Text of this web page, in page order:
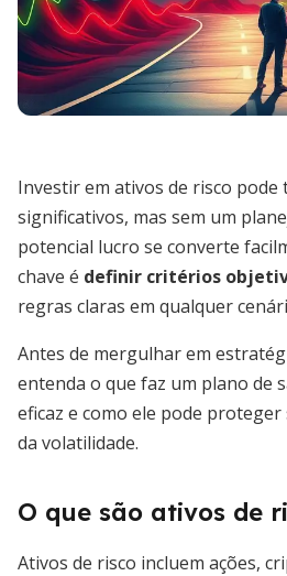
Investir em ativos de risco
significativos, mas sem um
potencial lucro se converte
chave é definir critérios
regras claras em qualquer
Antes de mergulhar em
entenda o que faz um plano de
eficaz e como ele pode
da volatilidade.
O que são ativos de
Ativos de risco incluem ações,